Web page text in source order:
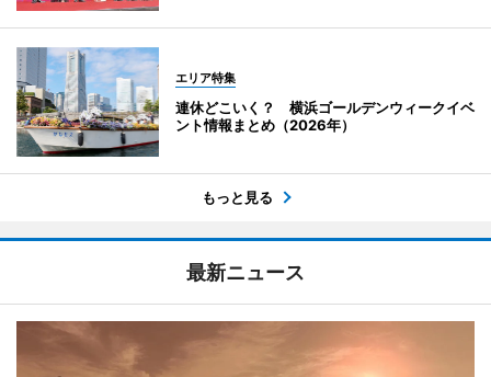
エリア特集
連休どこいく？ 横浜ゴールデンウィークイベ
ント情報まとめ（2026年）
もっと見る
最新ニュース